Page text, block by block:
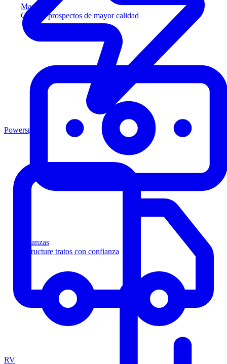
Marketing
Capture prospectos de mayor calidad
Finanzas
Estructure tratos con confianza
Powersports
RV